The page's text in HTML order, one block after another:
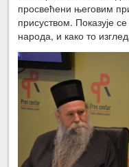
просвећени његовим
присуством. Показује
народа, и како то